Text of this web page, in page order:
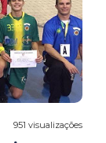
951 visualizações